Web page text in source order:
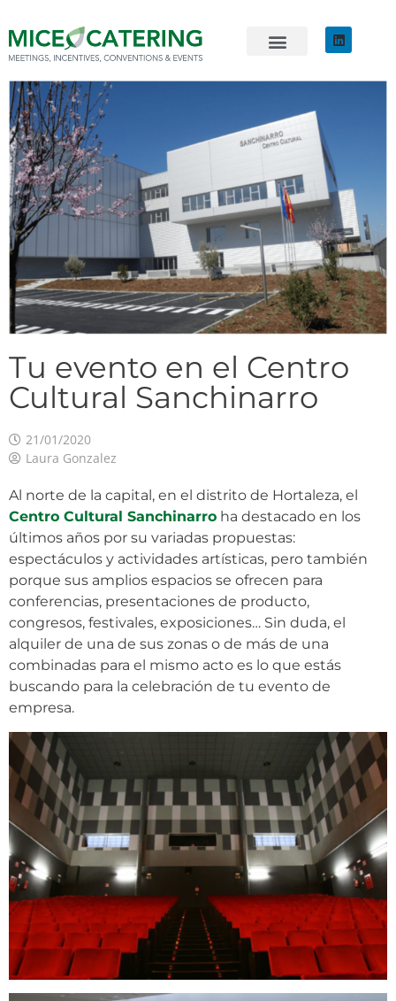
Tu evento en el Centro
Cultural Sanchinarro
21/01/2020
Laura Gonzalez
Al norte de la capital, en el distrito de Hortaleza, el
Centro Cultural Sanchinarro ha destacado en los
últimos años por su variadas propuestas:
espectáculos y actividades artísticas, pero también
porque sus amplios espacios se ofrecen para
conferencias, presentaciones de producto,
congresos, festivales, exposiciones… Sin duda, el
alquiler de una de sus zonas o de más de una
combinadas para el mismo acto es lo que estás
buscando para la celebración de tu evento de
empresa.